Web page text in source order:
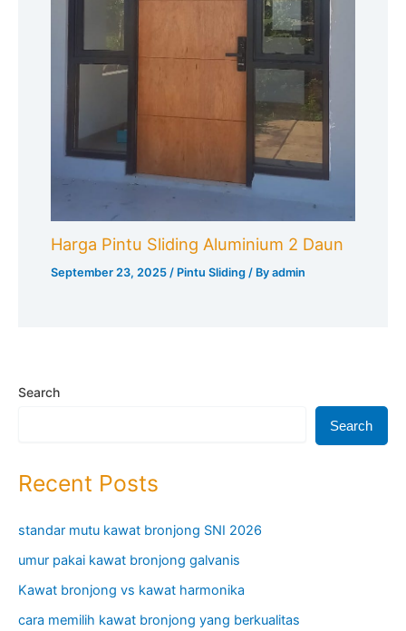
Harga Pintu Sliding Aluminium 2 Daun
September 23, 2025/ Pintu Sliding / Byadmin
Search
Search
Recent Posts
standar mutu kawat bronjong SNI 2026
umur pakai kawat bronjong galvanis
Kawat bronjong vs kawat harmonika
cara memilih kawat bronjong yang berkualitas